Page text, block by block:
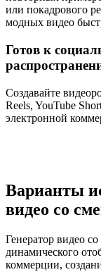
или покадрового
модных видео
Готов к
Создавайте
Reels, YouTube
электронной
Варианты
видео со
Генератор видео
динамического
коммерции,